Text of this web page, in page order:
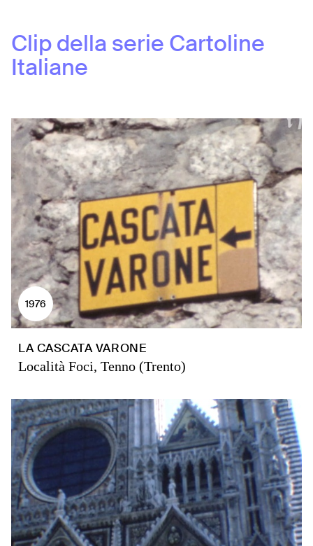
Clip della serie Cartoline
Italiane
1976
LA CASCATA VARONE
Località Foci, Tenno (Trento)